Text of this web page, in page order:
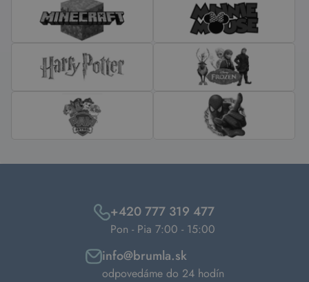
+420 777 319 477
Pon - Pia 7:00 - 15:00
info@brumla.sk
odpovedáme do 24 hodín